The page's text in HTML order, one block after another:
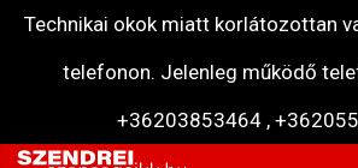
Technikai okok miatt korlátozottan
telefonon. Jelenleg működő
+36203853464 ,